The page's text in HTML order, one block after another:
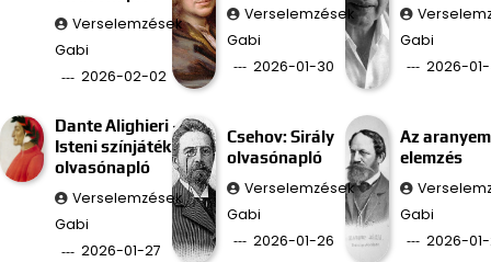
Verselemzések
Gabi
2026-02-02
Verselemzések
Gabi
2026-01-30
Gabi
2026-
Dante Alighieri –
Isteni színjáték
olvasónapló
Verselemzések
Gabi
2026-01-27
Csehov: Sirály
olvasónapló
Verselemzések
Gabi
2026-01-26
Az
elemzés
Gabi
2026-